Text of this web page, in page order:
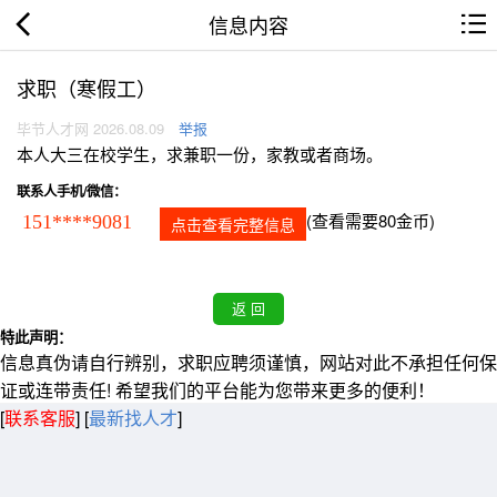
信息内容
求职（寒假工）
毕节人才网 2026.08.09 举报
本人大三在校学生，求兼职一份，家教或者商场。
联系人手机/微信：
151****9081 点击查看完整信息 (查看需要80金币)
特此声明：
信息真伪请自行辨别，求职应聘须谨慎，网站对此不承担任何保
证或连带责任! 希望我们的平台能为您带来更多的便利！
[联系客服] [最新找人才]